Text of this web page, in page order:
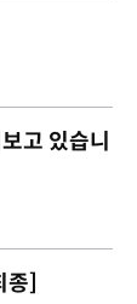
고 있습니
종]